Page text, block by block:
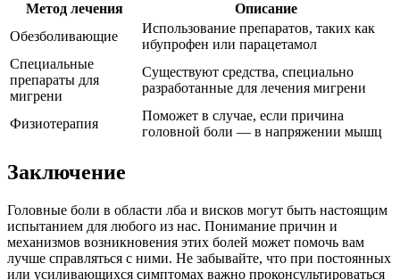
Метод лечения
Описание
Обезболивающие
Использование препаратов, таких как
ибупрофен или парацетамол
Специальные
препараты для
мигрени
Существуют средства, специально
разработанные для лечения мигрени
Физиотерапия
Поможет в случае, если причина
головной боли — в напряжении мышц
Заключение
Головные боли в области лба и висков могут быть настоящим
испытанием для любого из нас. Понимание причин и
механизмов возникновения этих болей может помочь вам
лучше справляться с ними. Не забывайте, что при постоянных
или усиливающихся симптомах важно проконсультироваться